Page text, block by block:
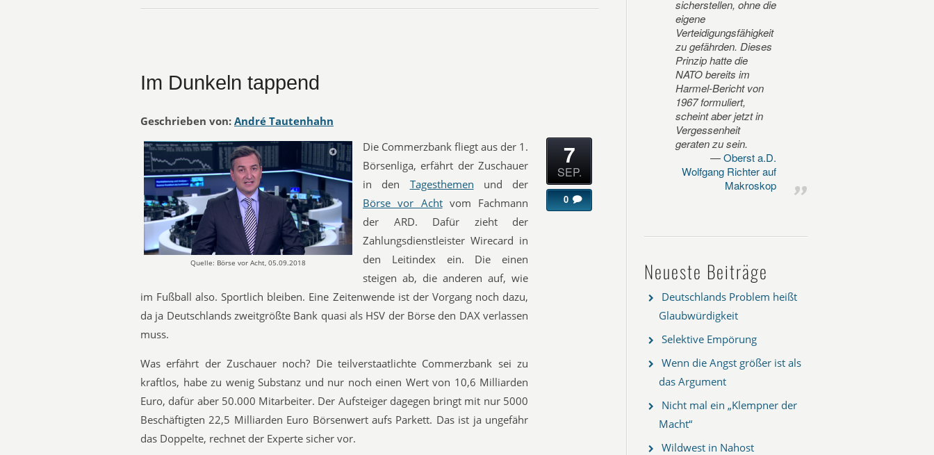
Im Dunkeln tappend
Geschrieben von: André Tautenhahn
Quelle: Börse vor Acht, 05.09.2018
Die Commerzbank fliegt aus der 1.
Börsenliga, erfährt der Zuschauer
in den Tagesthemen und der
Börse vor Achtvom Fachmann
der ARD. Dafür zieht der
Zahlungsdienstleister Wirecard in
den Leitindex ein. Die einen
steigen ab, die anderen auf, wie
im Fußball also. Sportlich bleiben. Eine Zeitenwende ist der Vorgang noch dazu,
da ja Deutschlands zweitgrößte Bank quasi als HSV der Börse den DAX verlassen
muss.
Was erfährt der Zuschauer noch? Die teilverstaatlichte Commerzbank sei zu
kraftlos, habe zu wenig Substanz und nur noch einen Wert von 10,6 Milliarden
Euro, dafür aber 50.000 Mitarbeiter. Der Aufsteiger dagegen bringt mit nur 5000
Beschäftigten 22,5 Milliarden Euro Börsenwert aufs Parkett. Das ist ja ungefähr
das Doppelte, rechnet der Experte sicher vor.
7
SEP.
0
sicherstellen, ohne die
eigene
Verteidigungsfähigkeit
zu gefährden. Dieses
Prinzip hatte die
NATO bereits im
Harmel-Bericht von
1967 formuliert,
scheint aber jetzt in
Vergessenheit
geraten zu sein.
Oberst a.D.
Wolfgang Richter auf
Makroskop
Neueste Beiträge
Deutschlands Problem heißt
Glaubwürdigkeit
Selektive Empörung
Wenn die Angst größer ist als
das Argument
Nicht mal ein „Klempner der
Macht“
Wildwest in Nahost